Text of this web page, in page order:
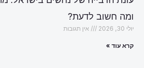
ומה חשוב לדעת?
יולי 30, 2026 אין תגובות
קרא עוד »